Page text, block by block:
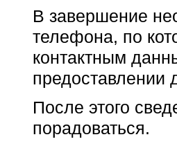
В завершение
телефона, по
контактным
предоставлении
После этого
порадоваться.